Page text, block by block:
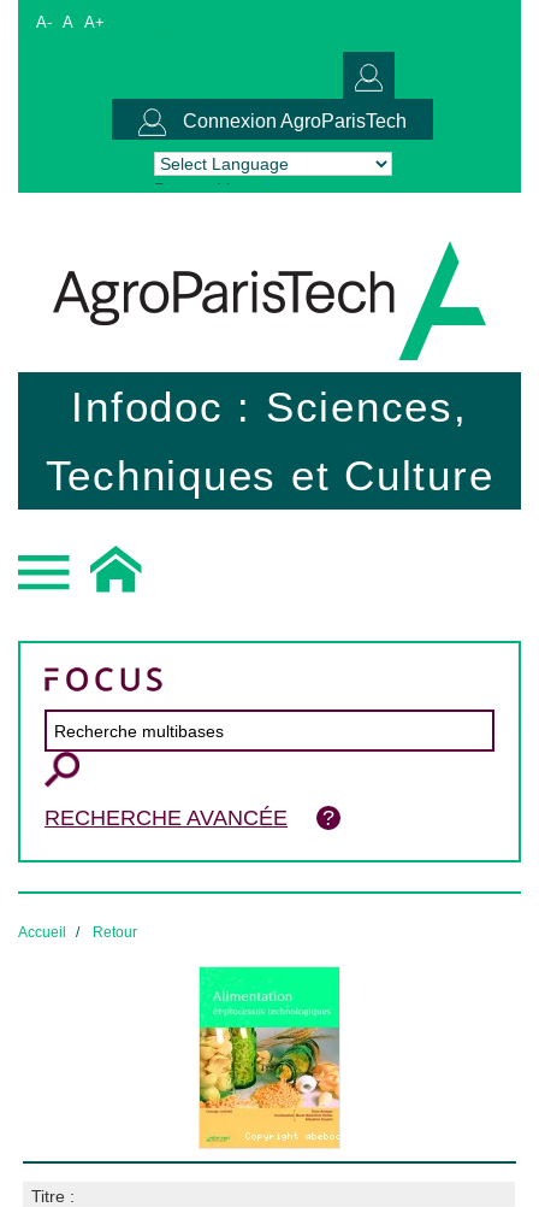
A- A A+
Connexion AgroParisTech
Powered by Translate
Infodoc : Sciences,
Techniques et Culture
RECHERCHE AVANCÉE
Accueil Retour
Titre :